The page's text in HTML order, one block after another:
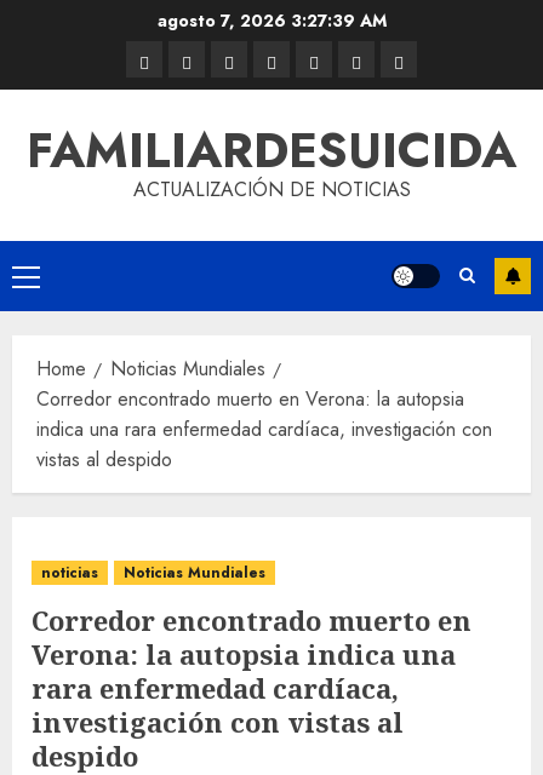
agosto 7, 2026 3:27:39 AM
FAMILIARDESUICIDA
ACTUALIZACIÓN DE NOTICIAS
Home
Noticias Mundiales
Corredor encontrado muerto en Verona: la autopsia
indica una rara enfermedad cardíaca, investigación con
vistas al despido
noticias Noticias Mundiales
Corredor encontrado muerto en
Verona: la autopsia indica una
rara enfermedad cardíaca,
investigación con vistas al
despido